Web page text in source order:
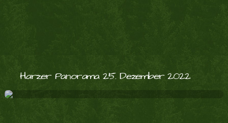
Harzer Panorama 25. Dezember 2022